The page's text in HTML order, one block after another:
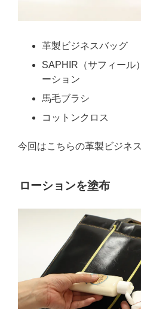
革製ビジネスバッグ
SAPHIR（サフィール
ーション
馬毛ブラシ
コットンクロス
今回はこちらの革製ビジネ
ローションを塗布